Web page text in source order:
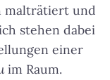
malträtiert und
stehen dabei
einer
im Raum.